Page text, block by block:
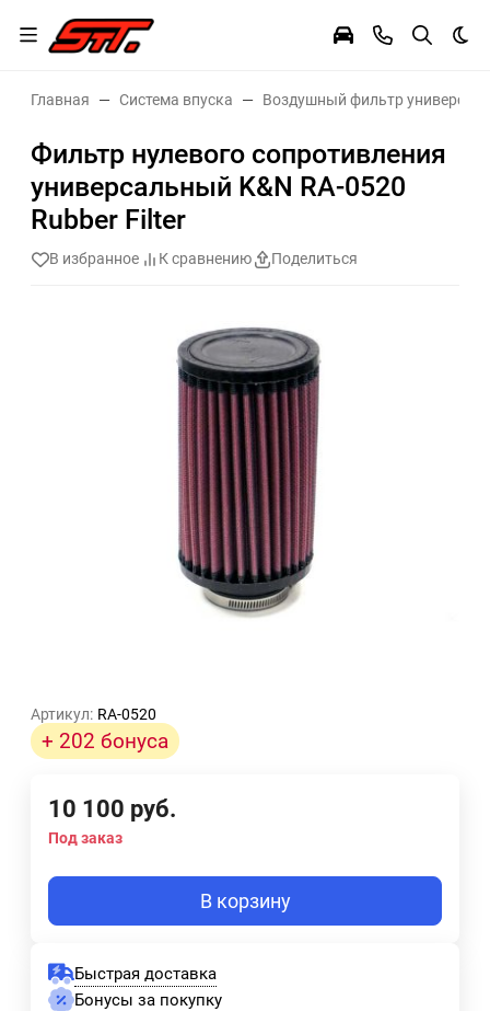
Главная Система впуска Воздушный фильтр
Фильтр нулевого сопротивления
универсальный K&N RA-0520
Rubber Filter
В избранное К сравнению Поделиться
Артикул: RA-0520
+ 202 бонуса
10 100 руб.
Под заказ
В корзину
Быстрая доставка
Бонусы за покупку